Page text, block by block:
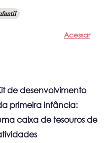
Acessar
de desenvolvimento
primeira infância:
caixa de tesouros de